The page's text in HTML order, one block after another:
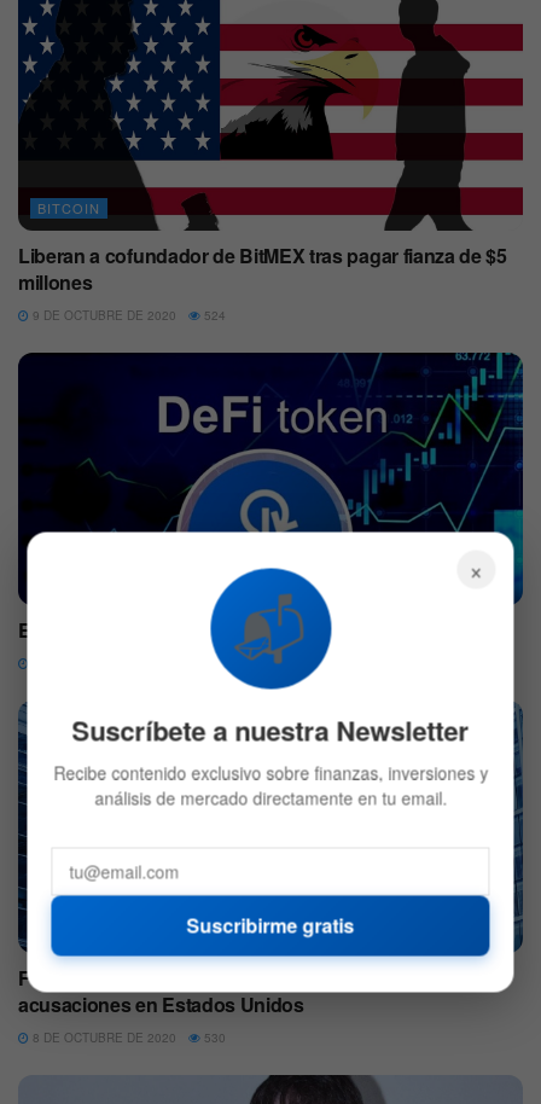
BITCOIN
Liberan a cofundador de BitMEX tras pagar fianza de $5
millones
9 DE OCTUBRE DE 2020 524
El valor del token de Yearn Finance pierde un 67%
619
Fundadores de BitMEX se apartan de sus cargos tras
acusaciones en Estados Unidos
8 DE OCTUBRE DE 2020 530
×
📬
Suscríbete a nuestra Newsletter
Recibe contenido exclusivo sobre finanzas, inversiones y
análisis de mercado directamente en tu email.
Suscribirme gratis